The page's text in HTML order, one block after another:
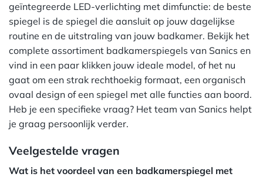
geïntegreerde LED-verlichting met dimfunctie: de beste
spiegel is de spiegel die aansluit op jouw dagelijkse
routine en de uitstraling van jouw badkamer. Bekijk het
complete assortiment badkamerspiegels van Sanics en
vind in een paar klikken jouw ideale model, of het nu
gaat om een strak rechthoekig formaat, een organisch
ovaal design of een spiegel met alle functies aan boord.
Heb je een specifieke vraag? Het team van Sanics helpt
je graag persoonlijk verder.
Veelgestelde vragen
Wat is het voordeel van een badkamerspiegel met